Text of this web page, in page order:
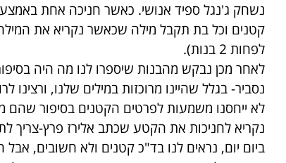
נשחק ג'נגל ספיד אנושי. כאשר חניכה אחת
קטנים וכל בת תקבל מילה שכאשר נקריא את
לפחות 2 בנות).
לאחר מכן נבקש מהבנות שיספרו לנו מה היה
נסביר- בגלל שהיינו מרוכזות במילים שלנו,
לא ייחסנו משמעות לפרטים הקטנים בסיפור שהם
נקריא לחניכות את הקטע שכתב אלירז פרץ-צריך
ביום יום, נראים לנו בד"כ קטנים ולא חשובים,